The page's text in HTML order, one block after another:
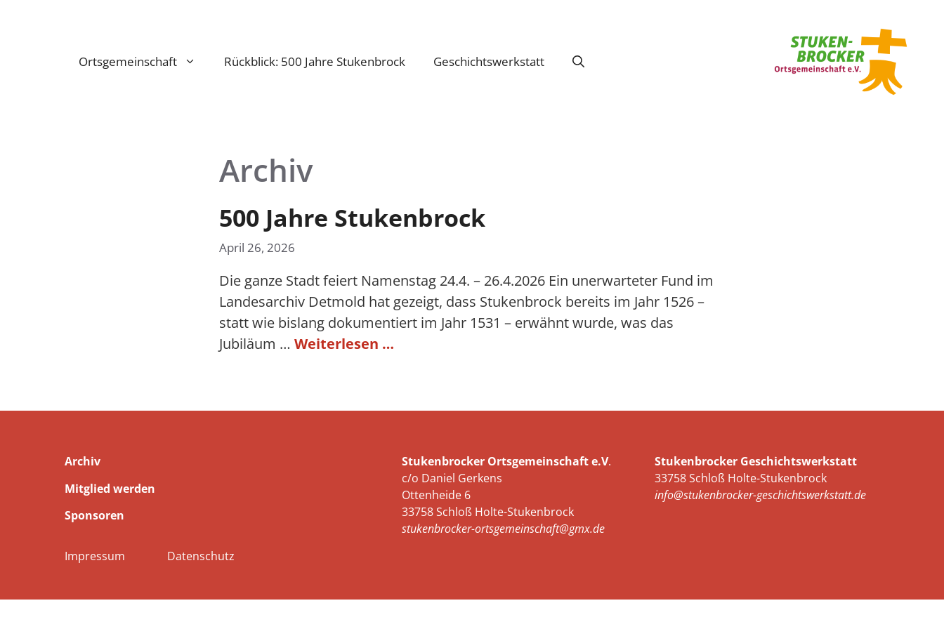
Ortsgemeinschaft Rückblick: 500 Jahre Stukenbrock Geschichtswerkstatt
Archiv
500 Jahre Stukenbrock
April 26, 2026
Die ganze Stadt feiert Namenstag 24.4. – 26.4.2026 Ein unerwarteter Fund im
Landesarchiv Detmold hat gezeigt, dass Stukenbrock bereits im Jahr 1526 –
statt wie bislang dokumentiert im Jahr 1531 – erwähnt wurde, was das
Jubiläum … Weiterlesen …
Archiv
Mitglied werden
Sponsoren
Stukenbrocker Ortsgemeinschaft e.V.
c/o Daniel Gerkens
Ottenheide 6
33758 Schloß Holte-Stukenbrock
stukenbrocker-ortsgemeinschaft@gmx.de
Stukenbrocker Geschichtswerkstatt
33758 Schloß Holte-Stukenbrock
info@stukenbrocker-geschichtswerkstatt.de
Impressum Datenschutz